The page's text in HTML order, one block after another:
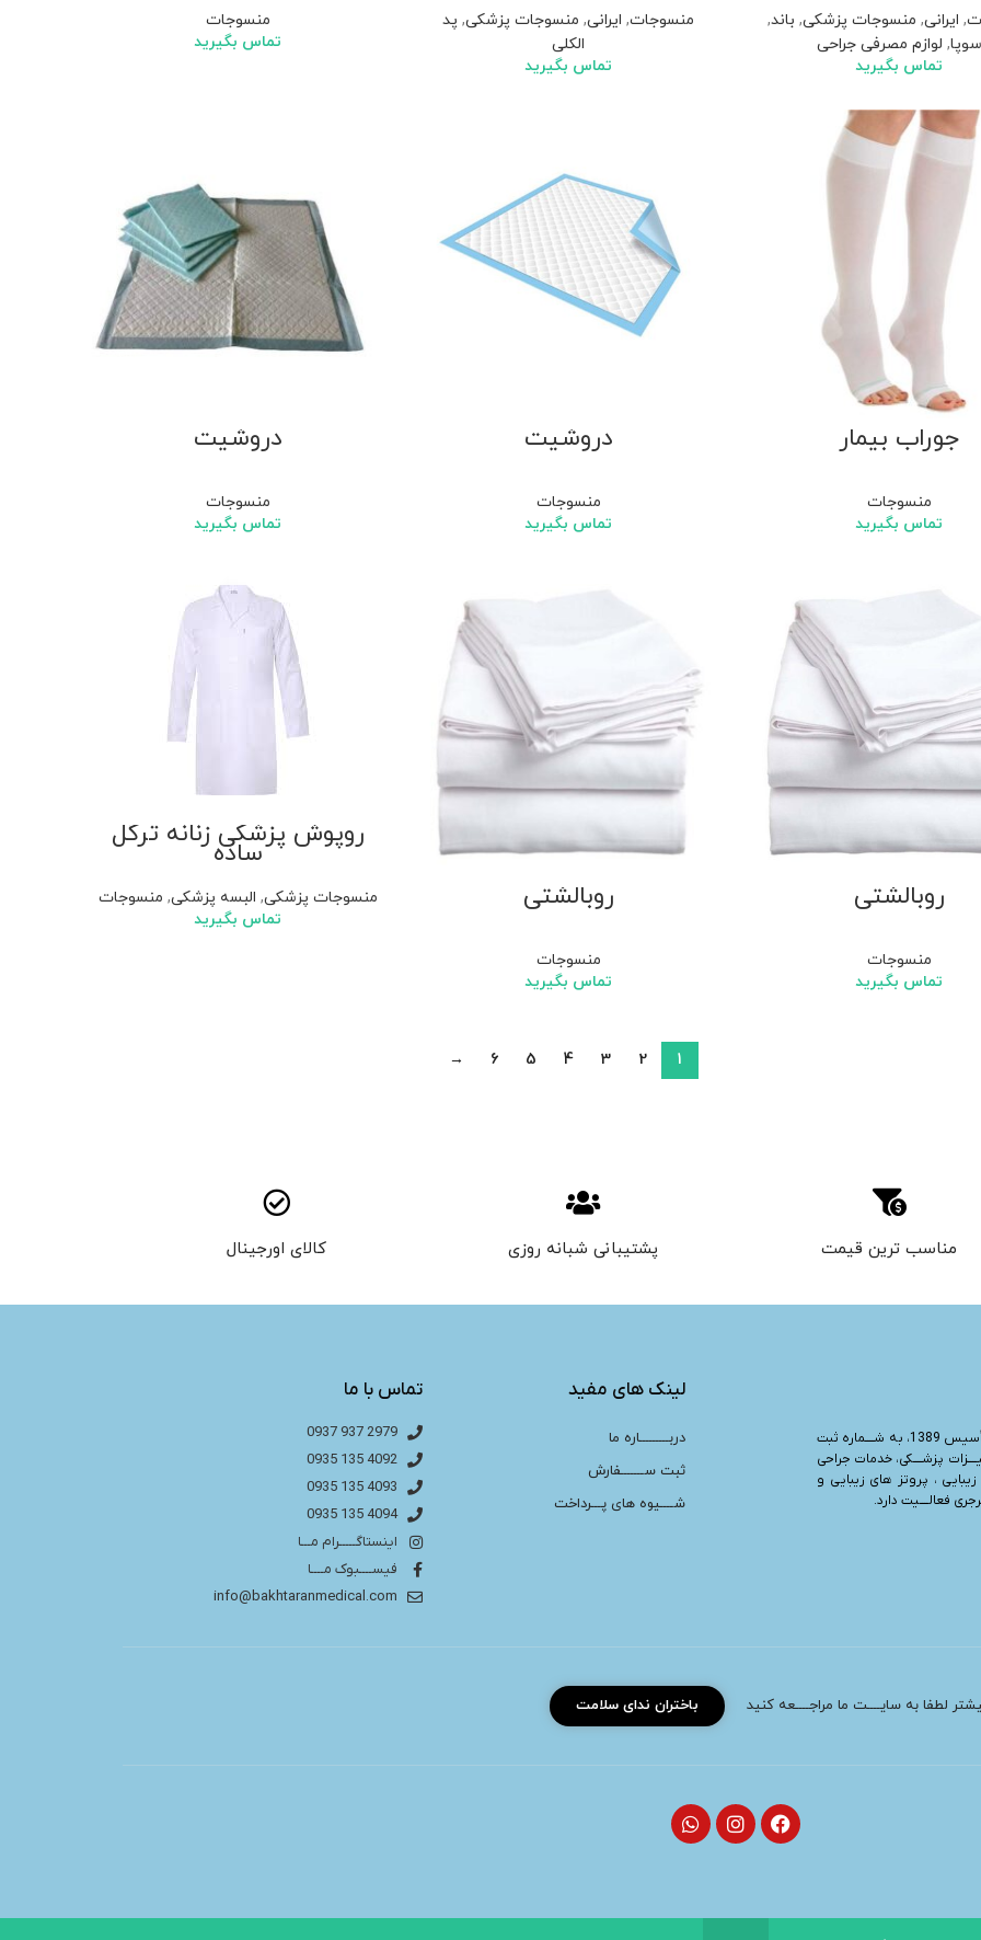
, ایرانی, منسوجات پزشکی, باند,
سوپا, لوازم مصرفی جراحی
تماس بگیرید
منسوجات, ایرانی, منسوجات پزشکی, پد
الکلی
تماس بگیرید
منسوجات
تماس بگیرید
جوراب بیمار
منسوجات
تماس بگیرید
دروشیت
منسوجات
تماس بگیرید
دروشیت
منسوجات
تماس بگیرید
روبالشتی
منسوجات
تماس بگیرید
روبالشتی
منسوجات
تماس بگیرید
روپوش پزشکی زنانه ترگل
ساده
منسوجات پزشکی, البسه پزشکی, منسوجات
تماس بگیرید
1
2
3
4
5
6
→
مناسب ترین قیمت پشتیبانی شبانه روزی کالای اورجینال
“، تأسیس 1389، به شــــماره ثبت
پزشــــکی، خدمات جراحی
زیبایی ، پروتز های زیبایی و
فعالــــیت دارد.
لینک های مفید
دربـــــــــاره ما
ثبت ســـــــفارش
شــــیوه های پـــرداخت
تماس با ما
2979 937 0937
4092 135 0935
4093 135 0935
4094 135 0935
اینستاگـــــرام مـــا
فیســــبوک مــــا
info@bakhtaranmedical.com
بیشتر لطفا به سایــــت ما مراجــــعه کنید باختران ندای سلامت